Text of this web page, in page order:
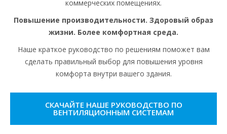
коммерческих помещениях.
Повышение производительности. Здоровый образ
жизни. Более комфортная среда.
Наше краткое руководство по решениям поможет вам
сделать правильный выбор для повышения уровня
комфорта внутри вашего здания.
СКАЧАЙТЕ НАШЕ РУКОВОДСТВО ПО
ВЕНТИЛЯЦИОННЫМ СИСТЕМАМ